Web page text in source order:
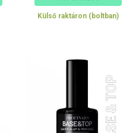
Külső raktáron (boltban)